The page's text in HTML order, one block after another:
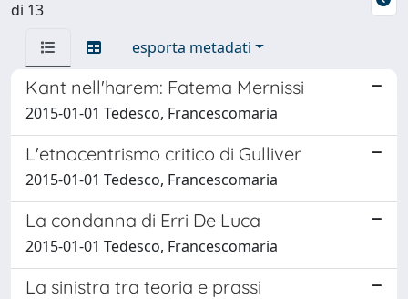
di 13
esporta metadati
Kant nell'harem: Fatema Mernissi
2015-01-01 Tedesco, Francescomaria
L'etnocentrismo critico di Gulliver
2015-01-01 Tedesco, Francescomaria
La condanna di Erri De Luca
2015-01-01 Tedesco, Francescomaria
La sinistra tra teoria e prassi